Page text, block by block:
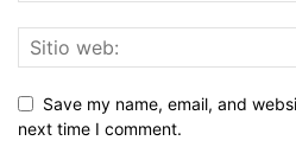
Save my name, email, and
next time I comment.